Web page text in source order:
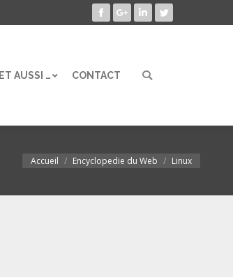
Facebook
Google+LinkedInTwitter
ET AUSSI … CONTACT Search:
Vous êtes ici :
Accueil Encyclopedie du Web Linux